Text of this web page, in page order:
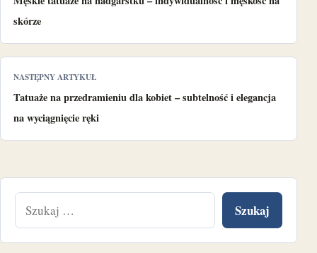
skórze
NASTĘPNY ARTYKUŁ
Tatuaże na przedramieniu dla kobiet – subtelność i elegancja
na wyciągnięcie ręki